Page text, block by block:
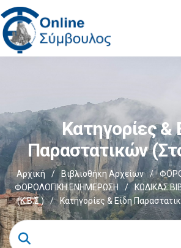
Κατηγορίες &
Παραστατικών
Αρχική / Βιβλιοθήκη Αρχείων /
ΦΟΡΟΛΟΓΙΚΗ ΕΝΗΜΕΡΩΣΗ
/
ΚΩΔΙΚΑΣ
(Κ.Β.Σ.)
/ Κατηγορίες & Είδη